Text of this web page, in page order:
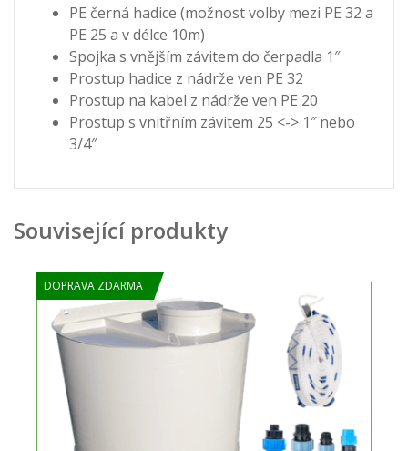
PE černá hadice (možnost volby mezi PE 32 a
PE 25 a v délce 10m)
Spojka s vnějším závitem do čerpadla 1″
Prostup hadice z nádrže ven PE 32
Prostup na kabel z nádrže ven PE 20
Prostup s vnitřním závitem 25 <-> 1″ nebo
3/4″
Související produkty
DOPRAVA ZDARMA